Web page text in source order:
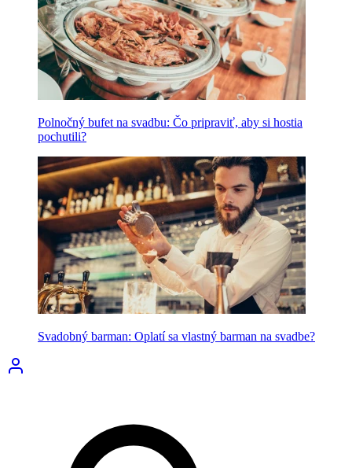
Polnočný bufet na svadbu: Čo pripraviť, aby si hostia
pochutili?
Svadobný barman: Oplatí sa vlastný barman na svadbe?